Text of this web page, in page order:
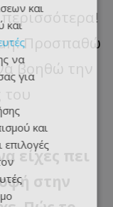
Προσπαθώ
βοηθώ την
του
είχες πει
στην
και
και
να
για
και
επιλογές